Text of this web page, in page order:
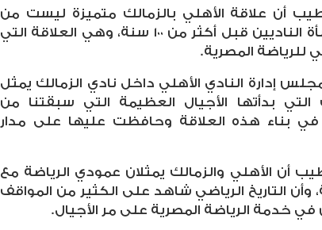
أن علاقة الأهلي بالزمالك متميزة ليست من
اليوم ولكن منذ نشأة الناديين قبل أكثر من ١٠٠ سنة، وهي العلاقة التي
للرياضة المصرية.
إدارة النادي الأهلي داخل نادي الزمالك يمثل
بدأتها الأجيال العظيمة التي سبقتنا من
في بناء هذه العلاقة وحافظت عليها على مدار
أن الأهلي والزمالك يمثلان عمودي الرياضة مع
وأن التاريخ الرياضي شاهد على الكثير من المواقف
في خدمة الرياضة المصرية على مر الأجيال.